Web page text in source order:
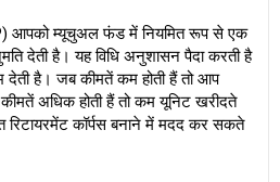
आपको म्यूचुअल फंड में नियमित रूप से एक
देती है। यह विधि अनुशासन पैदा करती है
है। जब कीमतें कम होती हैं तो आप
अधिक होती हैं तो कम यूनिट खरीदते
रिटायरमेंट कॉर्पस बनाने में मदद कर सकते